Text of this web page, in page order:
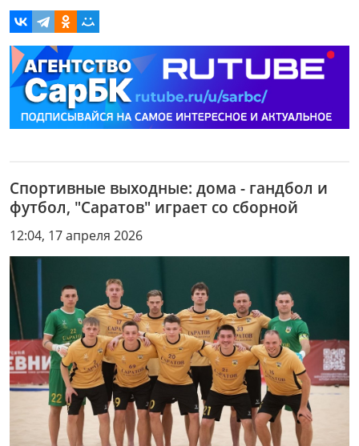
Спортивные выходные: дома - гандбол и
футбол, "Саратов" играет со сборной
12:04, 17 апреля 2026